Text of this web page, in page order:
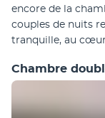
encore de la
couples de nuits
tranquille, au cœur
Chambre